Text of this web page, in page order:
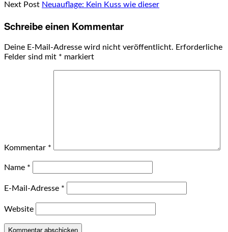
Next Post Neuauflage: Kein Kuss wie dieser
Schreibe einen Kommentar
Deine E-Mail-Adresse wird nicht veröffentlicht. Erforderliche
Felder sind mit * markiert
Kommentar *
Name *
E-Mail-Adresse *
Website